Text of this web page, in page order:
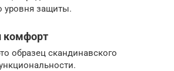
уровня защиты.
комфорт
образец скандинавского